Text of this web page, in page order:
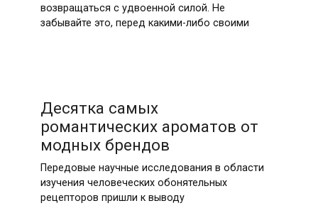
возвращаться с удвоенной силой. Не
забывайте это, перед какими-либо своими
Десятка самых
романтических ароматов от
модных брендов
Передовые научные исследования в области
изучения человеческих обонятельных
рецепторов пришли к выводу